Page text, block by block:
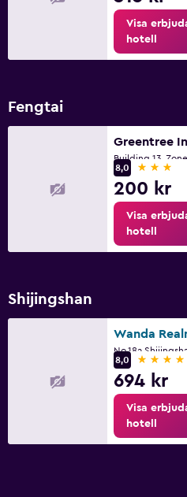
Visa
hotell
Fengtai
8,0
3 stjärnor
200 kr
Visa
hotell
Shijingshan
Wanda
No.18a
8,0
5
694 kr
Visa
hotell